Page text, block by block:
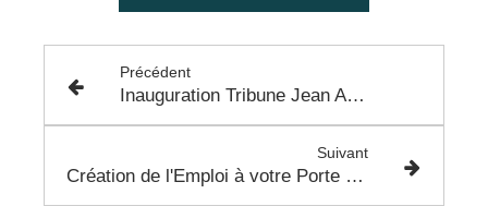
Précédent
Inauguration Tribune Jean Arnaud - Stade Capitany
Suivant
Création de l'Emploi à votre Porte sur Colomiers